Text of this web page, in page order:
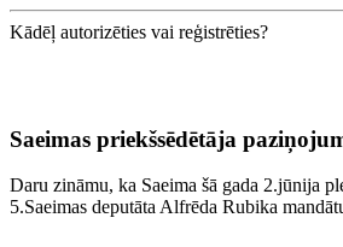
Kādēļ autorizēties vai reģistrēties?
Saeimas priekšsēdētāja
Daru zināmu, ka Saeima šā gada 2.jūnija
5.Saeimas deputāta Alfrēda Rubika